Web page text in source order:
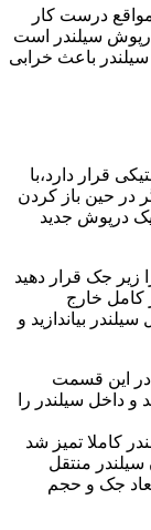
درست کار
سیلندر است
باعث خرابی
قرار دارد،با
در حین باز کردن
درپوش جدید
جک قرار دهید
کامل خارج
بیاندازید و
در این قسمت
و داخل سیلندر را
کاملا تمیز شد
سیلندر منتقل
جک و حجم